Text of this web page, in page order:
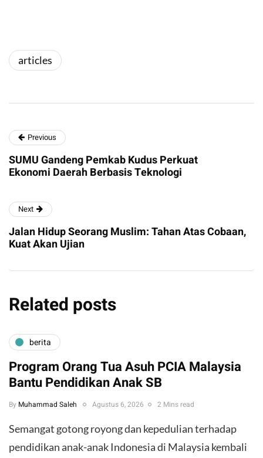
articles
Previous
SUMU Gandeng Pemkab Kudus Perkuat
Ekonomi Daerah Berbasis Teknologi
Next
Jalan Hidup Seorang Muslim: Tahan Atas Cobaan,
Kuat Akan Ujian
Related posts
berita
Program Orang Tua Asuh PCIA Malaysia
Bantu Pendidikan Anak SB
By Muhammad Saleh Agustus 6, 2026 2 Mins read
​Semangat gotong royong dan kepedulian terhadap
pendidikan anak-anak Indonesia di Malaysia kembali